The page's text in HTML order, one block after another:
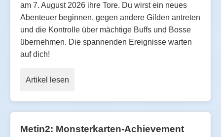
am 7. August 2026 ihre Tore. Du wirst ein neues
Abenteuer beginnen, gegen andere Gilden antreten
und die Kontrolle über mächtige Buffs und Bosse
übernehmen. Die spannenden Ereignisse warten
auf dich!
Artikel lesen
Metin2: Monsterkarten-Achievement